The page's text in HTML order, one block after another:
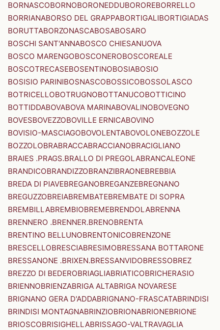
BORNASCOBORNOBORONEDDUBOROREBORRELLO
BORRIANABORSO DEL GRAPPABORTIGALIBORTIGIADAS
BORUTTABORZONASCABOSABOSARO
BOSCHI SANT'ANNABOSCO CHIESANUOVA
BOSCO MARENGOBOSCONEROBOSCOREALE
BOSCOTRECASEBOSENTINOBOSIABOSIO
BOSISIO PARINIBOSNASCOBOSSICOBOSSOLASCO
BOTRICELLOBOTRUGNOBOTTANUCOBOTTICINO
BOTTIDDABOVABOVA MARINABOVALINOBOVEGNO
BOVESBOVEZZOBOVILLE ERNICABOVINO
BOVISIO-MASCIAGOBOVOLENTABOVOLONEBOZZOLE
BOZZOLOBRABRACCABRACCIANOBRACIGLIANO
BRAIES .PRAGS.BRALLO DI PREGOLABRANCALEONE
BRANDICOBRANDIZZOBRANZIBRAONEBREBBIA
BREDA DI PIAVEBREGANOBREGANZEBREGNANO
BREGUZZOBREIABREMBATEBREMBATE DI SOPRA
BREMBILLABREMBIOBREMEBRENDOLABRENNA
BRENNERO .BRENNER.BRENOBRENTA
BRENTINO BELLUNOBRENTONICOBRENZONE
BRESCELLOBRESCIABRESIMOBRESSANA BOTTARONE
BRESSANONE .BRIXEN.BRESSANVIDOBRESSOBREZ
BREZZO DI BEDEROBRIAGLIABRIATICOBRICHERASIO
BRIENNOBRIENZABRIGA ALTABRIGA NOVARESE
BRIGNANO GERA D'ADDABRIGNANO-FRASCATABRINDISI
BRINDISI MONTAGNABRINZIOBRIONABRIONEBRIONE
BRIOSCOBRISIGHELLABRISSAGO-VALTRAVAGLIA